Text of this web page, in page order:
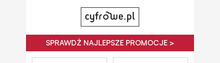
SPRAWDŹ NAJLEPSZE PROMOCJE >